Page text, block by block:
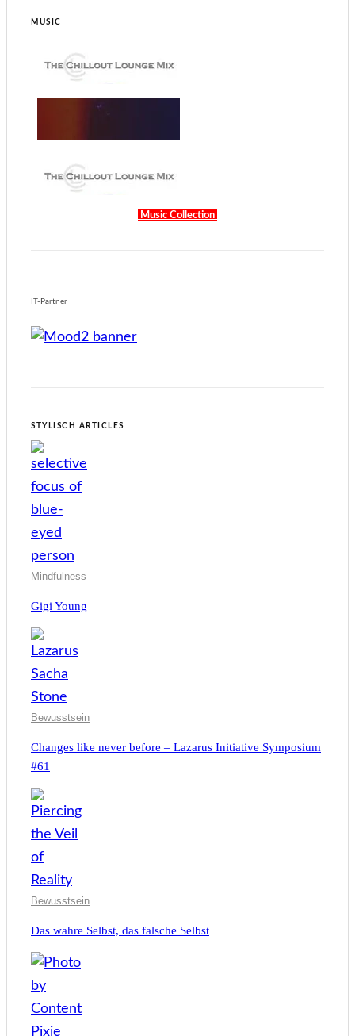
MUSIC
Music Collection
IT-Partner
STYLISCH ARTICLES
Mindfulness
Gigi Young
Bewusstsein
Changes like never before – Lazarus Initiative Symposium
#61
Bewusstsein
Das wahre Selbst, das falsche Selbst